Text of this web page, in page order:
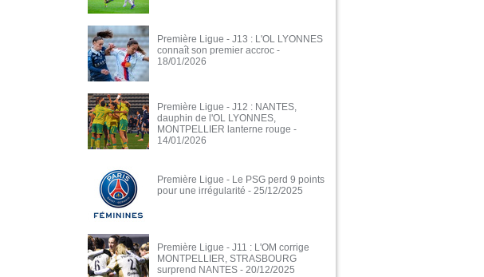
Première Ligue - J13 : L'OL LYONNES
connaît son premier accroc -
18/01/2026
Première Ligue - J12 : NANTES,
dauphin de l'OL LYONNES,
MONTPELLIER lanterne rouge -
14/01/2026
Première Ligue - Le PSG perd 9 points
pour une irrégularité - 25/12/2025
Première Ligue - J11 : L'OM corrige
MONTPELLIER, STRASBOURG
surprend NANTES - 20/12/2025